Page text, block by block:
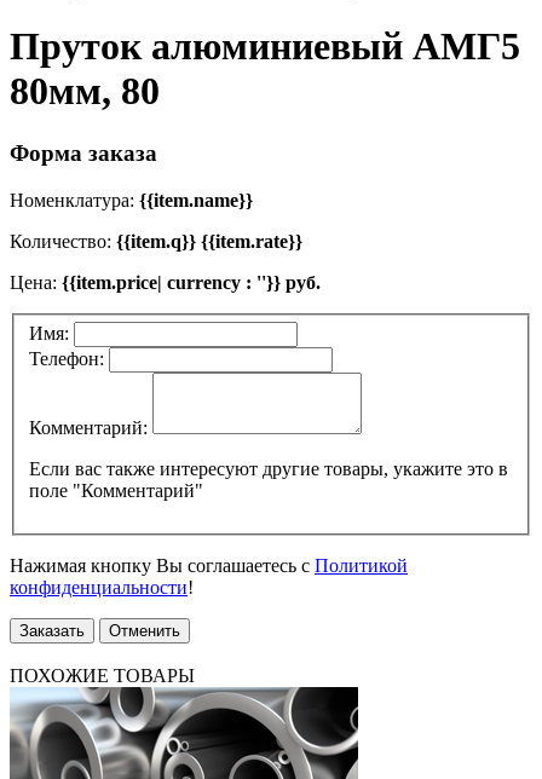
Пруток алюминиевый АМГ5
80мм, 80
Форма заказа
Номенклатура: {{item.name}}
Количество: {{item.q}} {{item.rate}}
Цена: {{item.price| currency : ''}} руб.
Имя:
Телефон:
Комментарий:
Если вас также интересуют другие товары, укажите это в
поле "Комментарий"
Нажимая кнопку Вы соглашаетесь с Политикой
конфиденциальности!
Заказать Отменить
ПОХОЖИЕ ТОВАРЫ